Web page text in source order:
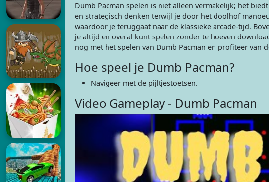
Dumb Pacman spelen is niet alleen vermakelijk; het
en strategisch denken terwijl je door het doolhof
waardoor je teruggaat naar de klassieke arcade-tijd.
je altijd en overal kunt spelen zonder te hoeven
nog met het spelen van Dumb Pacman en profiteer van
Hoe speel je Dumb Pacman?
Navigeer met de pijltjestoetsen.
Video Gameplay - Dumb Pacman